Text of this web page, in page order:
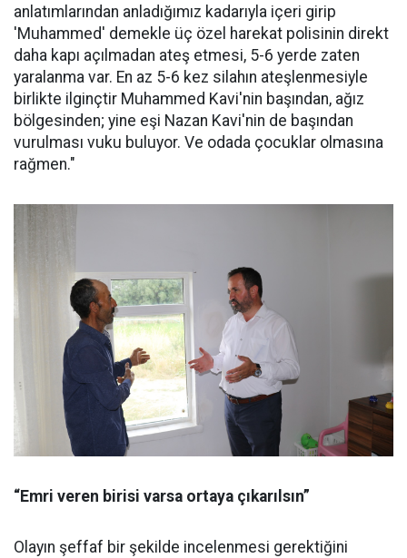
anlatımlarından anladığımız kadarıyla içeri girip
'Muhammed' demekle üç özel harekat polisinin direkt
daha kapı açılmadan ateş etmesi, 5-6 yerde zaten
yaralanma var. En az 5-6 kez silahın ateşlenmesiyle
birlikte ilginçtir Muhammed Kavi'nin başından, ağız
bölgesinden; yine eşi Nazan Kavi'nin de başından
vurulması vuku buluyor. Ve odada çocuklar olmasına
rağmen."
“Emri veren birisi varsa ortaya çıkarılsın”
Olayın şeffaf bir şekilde incelenmesi gerektiğini